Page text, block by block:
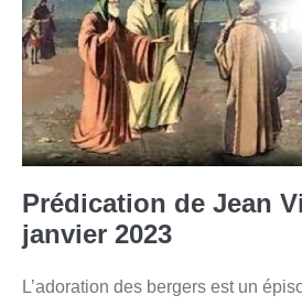
Prédication de Jean
janvier 2023
L’adoration des bergers est un